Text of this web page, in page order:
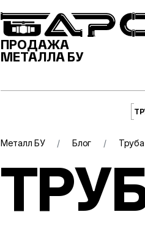
ПРОДАЖА
МЕТАЛЛА БУ
Металл БУ Блог